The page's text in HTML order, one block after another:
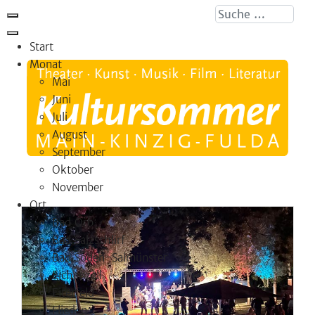
Suche ...
Start
Monat
Mai
Juni
Juli
August
September
Oktober
November
Ort
Bad Orb
Bad Salzschlirf
Bad Soden-Salmünster
Eichenzell
Eiterfeld
Flieden